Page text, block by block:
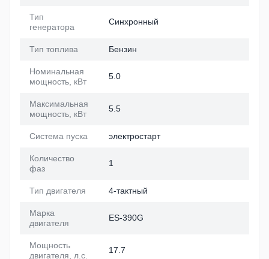
Тип
генератора
Синхронный
Тип топлива Бензин
Номинальная
мощность, кВт
5.0
Максимальная
мощность, кВт
5.5
Система пуска электростарт
Количество
фаз
1
Тип двигателя 4-тактный
Марка
двигателя
ES-390G
Мощность
двигателя, л.с.
17.7